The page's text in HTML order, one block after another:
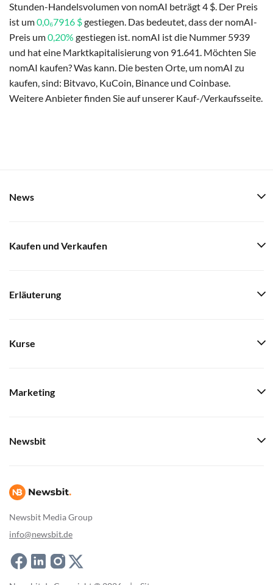
Stunden-Handelsvolumen von nomAI beträgt 4 $. Der Preis
ist um0,0₆7916 $gestiegen. Das bedeutet, dass der nomAI-
Preis um0,20% gestiegen ist. nomAI ist die Nummer 5939
und hat eine Marktkapitalisierung von 91.641. Möchten Sie
nomAI kaufen? Was kann. Die besten Orte, um nomAI zu
kaufen, sind: Bitvavo, KuCoin, Binance und Coinbase.
Weitere Anbieter finden Sie auf unserer Kauf-/Verkaufsseite.
Newsbit Media Group
info@newsbit.de
News
Kaufen und Verkaufen
Erläuterung
Kurse
Marketing
Newsbit